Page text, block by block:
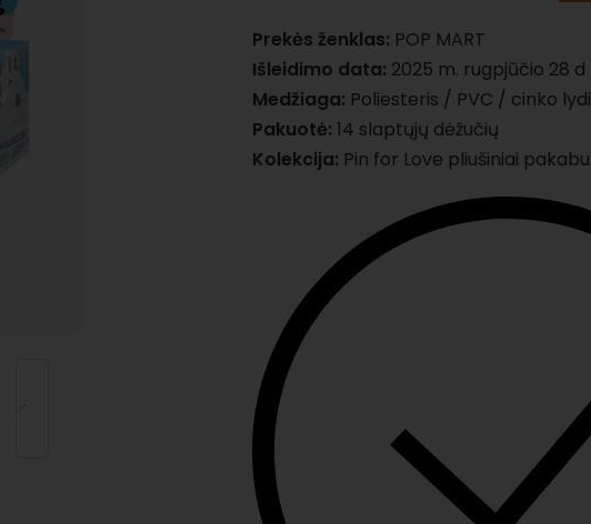
Prekės ženklas: POP MART
Išleidimo data: 2025 m. rugpjūčio 28 d
Medžiaga: Poliesteris / PVC / cinko
Pakuotė: 14 slaptųjų dėžučių
Kolekcija: Pin for Love pliušiniai